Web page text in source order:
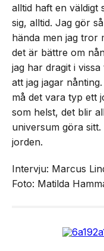
alltid haft en väldigt
sig, alltid. Jag gör
hända men jag tror
det är bättre om
jag har dragit i
att jag jagar
må det vara typ ett
som helst, det blir
universum göra
jorden.
Intervju: Marcus
Foto: Matilda